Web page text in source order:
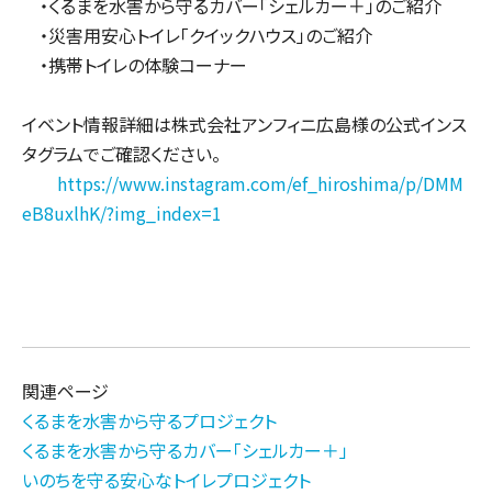
・くるまを水害から守るカバー「シェルカー＋」のご紹介
・災害用安心トイレ「クイックハウス」のご紹介
・携帯トイレの体験コーナー
イベント情報詳細は株式会社アンフィニ広島様の公式インス
タグラムでご確認ください。
https://www.instagram.com/ef_hiroshima/p/DMM
eB8uxlhK/?img_index=1
関連ページ
くるまを水害から守るプロジェクト
くるまを水害から守るカバー「シェルカー＋」
いのちを守る安心なトイレプロジェクト